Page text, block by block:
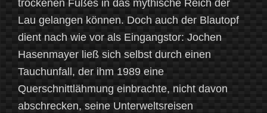
trockenen Fußes in das mythische Reich der
Lau gelangen können. Doch auch der Blautopf
dient nach wie vor als Eingangstor: Jochen
Hasenmayer ließ sich selbst durch einen
Tauchunfall, der ihm 1989 eine
Querschnittlähmung einbrachte, nicht davon
abschrecken, seine Unterweltsreisen